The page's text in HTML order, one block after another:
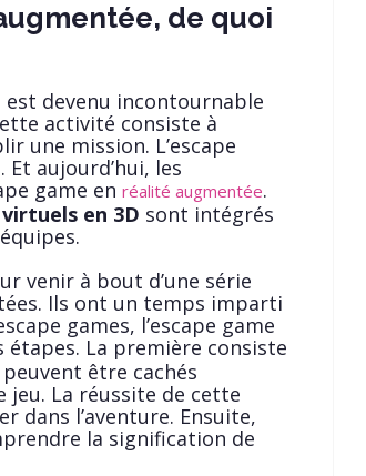
de quoi
est devenu incontournable
activité consiste à
une mission. L’escape
aujourd’hui, les
game en réalité augmentée.
en 3D sont intégrés
venir à bout d’une série
Ils ont un temps imparti
games, l’escape game
La première consiste
être cachés
jeu. La réussite de cette
dans l’aventure. Ensuite,
la signification de